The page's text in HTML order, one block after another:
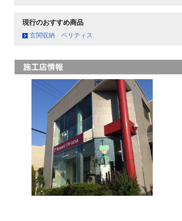
現行のおすすめ商品
玄関収納 ベリティス